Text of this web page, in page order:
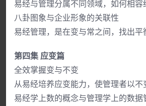
易经与管理分属不同领域，如何相容
八卦图象与企业形象的关联性
易经管理，是在变与常之间，找出平
第四集 应变篇
全效掌握变与不变
从易经培养应变能力，使管理者以不
易经学上数的概念与管理学上的数据